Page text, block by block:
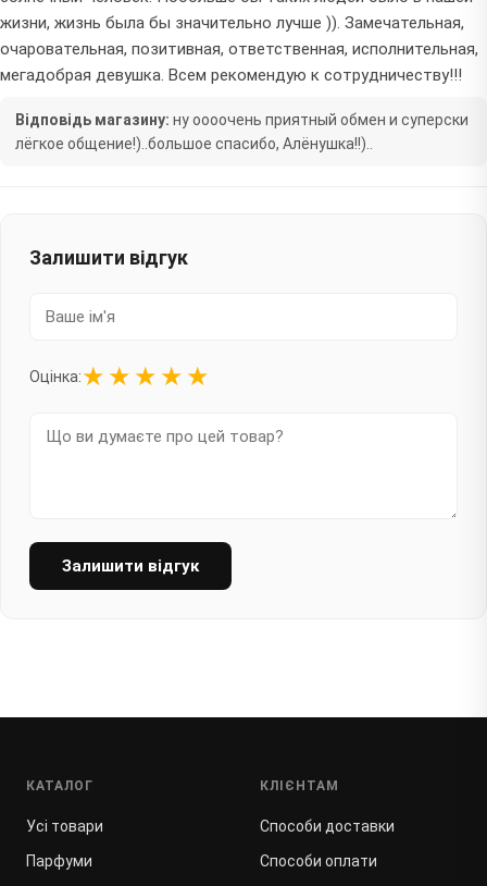
жизни, жизнь была бы значительно лучше )). Замечательная,
очаровательная, позитивная, ответственная, исполнительная,
мегадобрая девушка. Всем рекомендую к сотрудничеству!!!
Відповідь магазину: ну оооочень приятный обмен и суперски
лёгкое общение!)..большое спасибо, Алёнушка!!)..
Залишити відгук
Оцінка:★ ★ ★ ★ ★
Залишити відгук
КАТАЛОГ
Усі товари
Парфуми
КЛІЄНТАМ
Способи доставки
Способи оплати